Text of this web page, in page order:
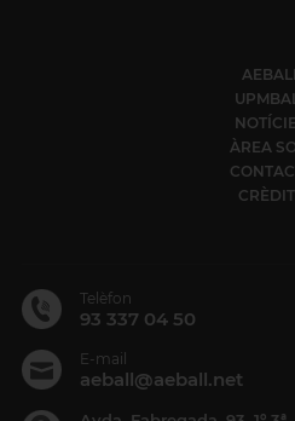
ÀREA
Telèfon
93 337 04 50
E-mail
aeball@aeball.net